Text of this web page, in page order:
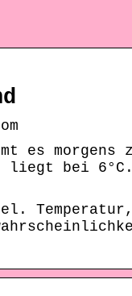
es morgens
liegt bei
Temperatur,